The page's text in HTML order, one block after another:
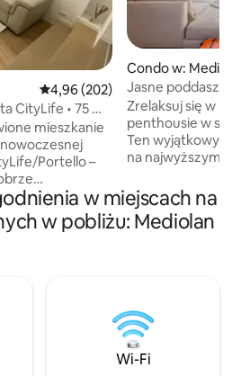
Średnia ocena: 4,96 na 5, liczba
4,96 (202)
• 75 m²
mieszkanie
Portello –
•
min Parking:
w pobliżu (w
Condo w:
Jasne poddasze
centralne i
Zrelaksuj się w
penthousie w
Ten wyjątkowy
na najwyższym
nowoczesne
ciche miejsce
w samym sercu
2 minuty
z Duomo i
Samodzielne
niezależność
w miejscach na
w pobliżu: Mediolan
Wi-Fi